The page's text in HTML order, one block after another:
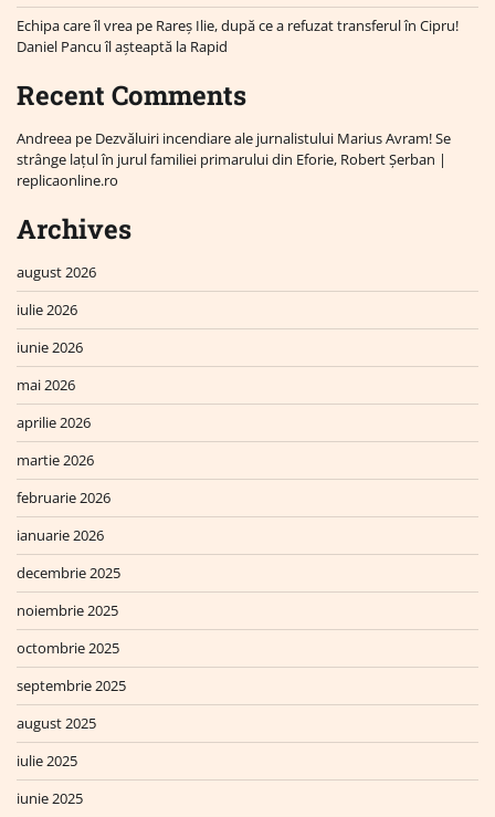
Echipa care îl vrea pe Rareș Ilie, după ce a refuzat transferul în Cipru!
Daniel Pancu îl așteaptă la Rapid
Recent Comments
Andreea pe Dezvăluiri incendiare ale jurnalistului Marius Avram! Se
strânge lațul în jurul familiei primarului din Eforie, Robert Șerban |
replicaonline.ro
Archives
august 2026
iulie 2026
iunie 2026
mai 2026
aprilie 2026
martie 2026
februarie 2026
ianuarie 2026
decembrie 2025
noiembrie 2025
octombrie 2025
septembrie 2025
august 2025
iulie 2025
iunie 2025